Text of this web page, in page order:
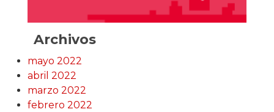
Archivos
mayo 2022
abril 2022
marzo 2022
febrero 2022